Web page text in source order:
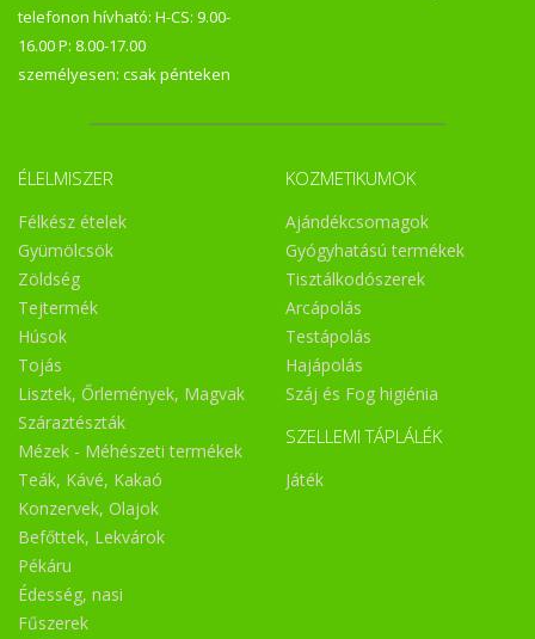
telefonon hívható: H-CS: 9.00-
16.00 P: 8.00-17.00
személyesen: csak pénteken
ÉLELMISZER
Félkész ételek
Gyümölcsök
Zöldség
Tejtermék
Húsok
Tojás
Lisztek, Őrlemények, Magvak
Száraztészták
Mézek - Méhészeti termékek
Teák, Kávé, Kakaó
Konzervek, Olajok
Befőttek, Lekvárok
Pékáru
Édesség, nasi
Fűszerek
KOZMETIKUMOK
Ajándékcsomagok
Gyógyhatású termékek
Tisztálkodószerek
Arcápolás
Testápolás
Hajápolás
Száj és Fog higiénia
SZELLEMI TÁPLÁLÉK
Játék